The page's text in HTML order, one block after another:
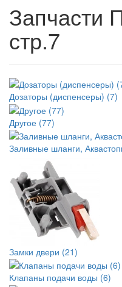
Запчасти
стр.7
Дозаторы (диспенсеры) (7)
Другое (77)
Заливные шланги,
Замки двери (21)
Клапаны подачи воды (6)